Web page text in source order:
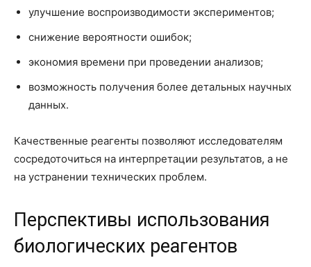
улучшение воспроизводимости экспериментов;
снижение вероятности ошибок;
экономия времени при проведении анализов;
возможность получения более детальных научных
данных.
Качественные реагенты позволяют исследователям
сосредоточиться на интерпретации результатов, а не
на устранении технических проблем.
Перспективы использования
биологических реагентов